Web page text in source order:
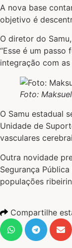
A nova base
objetivo é
O diretor do
“Esse é um
integração com
Foto:
O Samu estadual
Unidade de
vasculares
Outra novidade
Segurança
populações
Compartilhe